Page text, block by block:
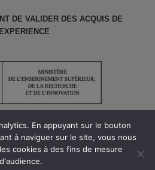
DE VALIDER DES ACQUIS DE
tous droits réservés // Version 1.5
En appuyant sur le bouton
à naviguer sur le site, vous nous
cookies à des fins de mesure
d'audience.